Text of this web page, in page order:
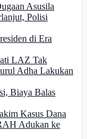
Asusila
Polisi
di Era
LAZ Tak
Adha Lakukan
Biaya Balas
Kasus Dana
Adukan ke